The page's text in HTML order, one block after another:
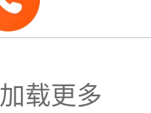
加载更多